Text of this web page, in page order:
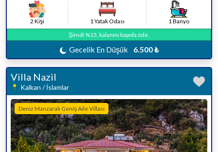
2 Kişi 1 Yatak Odası
1 Banyo
Şimdi %15, kalanını kapıda öde.
Gecelik En Düşük 6.500 ₺
Villa Nazil
Kalkan / İslamlar
Deniz Manzaralı Geniş Aile Villası